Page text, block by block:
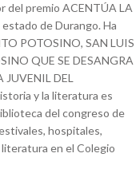
del premio ACENTÚA LA
de Durango. Ha
POTOSINO, SAN LUIS
QUE SE DESANGRA
DEL
y la literatura es
del congreso de
hospitales,
en el Colegio